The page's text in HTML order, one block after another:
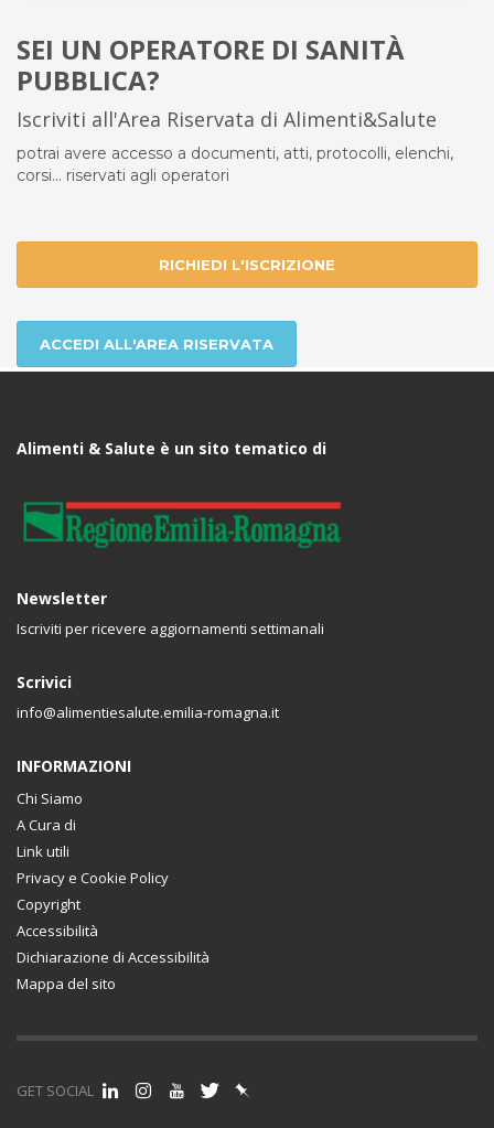
SEI UN OPERATORE DI SANITÀ
PUBBLICA?
Iscriviti all'Area Riservata di Alimenti&Salute
potrai avere accesso a documenti, atti, protocolli, elenchi,
corsi... riservati agli operatori
RICHIEDI L'ISCRIZIONE
ACCEDI ALL'AREA RISERVATA
Alimenti & Salute è un sito tematico di
Newsletter
Iscriviti per ricevere aggiornamenti settimanali
Scrivici
info@alimentiesalute.emilia-romagna.it
INFORMAZIONI
Chi Siamo
A Cura di
Link utili
Privacy e Cookie Policy
Copyright
Accessibilità
Dichiarazione di Accessibilità
Mappa del sito
GET SOCIAL